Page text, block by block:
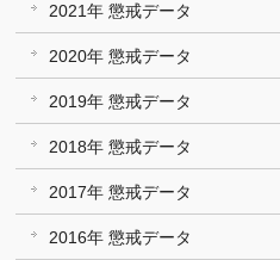
2021年 懲戒データ
2020年 懲戒データ
2019年 懲戒データ
2018年 懲戒データ
2017年 懲戒データ
2016年 懲戒データ